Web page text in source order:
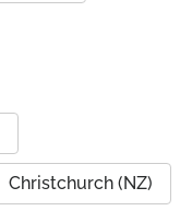
Christchurch (NZ)